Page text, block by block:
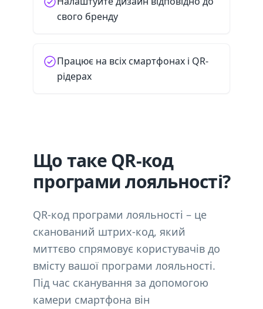
свого бренду
Працює на всіх смартфонах і QR-
рідерах
Що таке QR-код
програми лояльності?
QR-код програми лояльності – це
сканований штрих-код, який
миттєво спрямовує користувачів до
вмісту вашої програми лояльності.
Під час сканування за допомогою
камери смартфона він